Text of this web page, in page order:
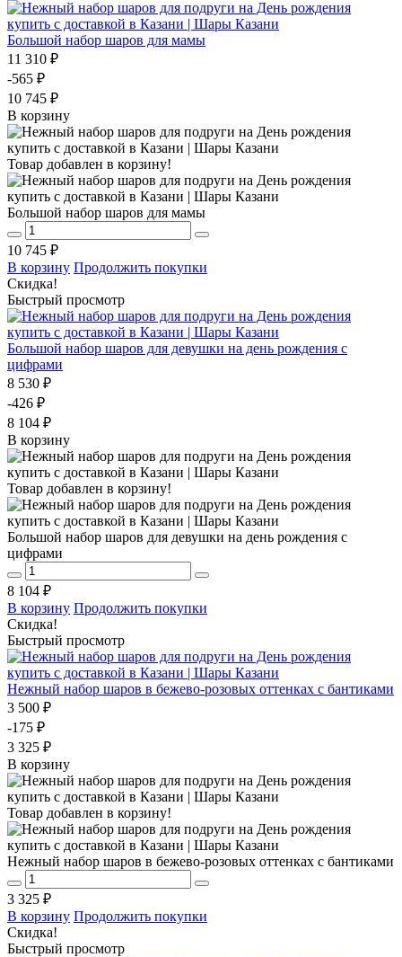
Большой набор шаров для мамы
11 310 ₽
-565 ₽
10 745 ₽
В корзину
Товар добавлен в корзину!
Большой набор шаров для мамы
10 745 ₽
В корзину Продолжить покупки
Скидка!
Быстрый просмотр
Большой набор шаров для девушки на день рождения с
цифрами
8 530 ₽
-426 ₽
8 104 ₽
В корзину
Товар добавлен в корзину!
Большой набор шаров для девушки на день рождения с
цифрами
8 104 ₽
В корзину Продолжить покупки
Скидка!
Быстрый просмотр
Нежный набор шаров в бежево-розовых оттенках с бантиками
3 500 ₽
-175 ₽
3 325 ₽
В корзину
Товар добавлен в корзину!
Нежный набор шаров в бежево-розовых оттенках с бантиками
3 325 ₽
В корзину Продолжить покупки
Скидка!
Быстрый просмотр